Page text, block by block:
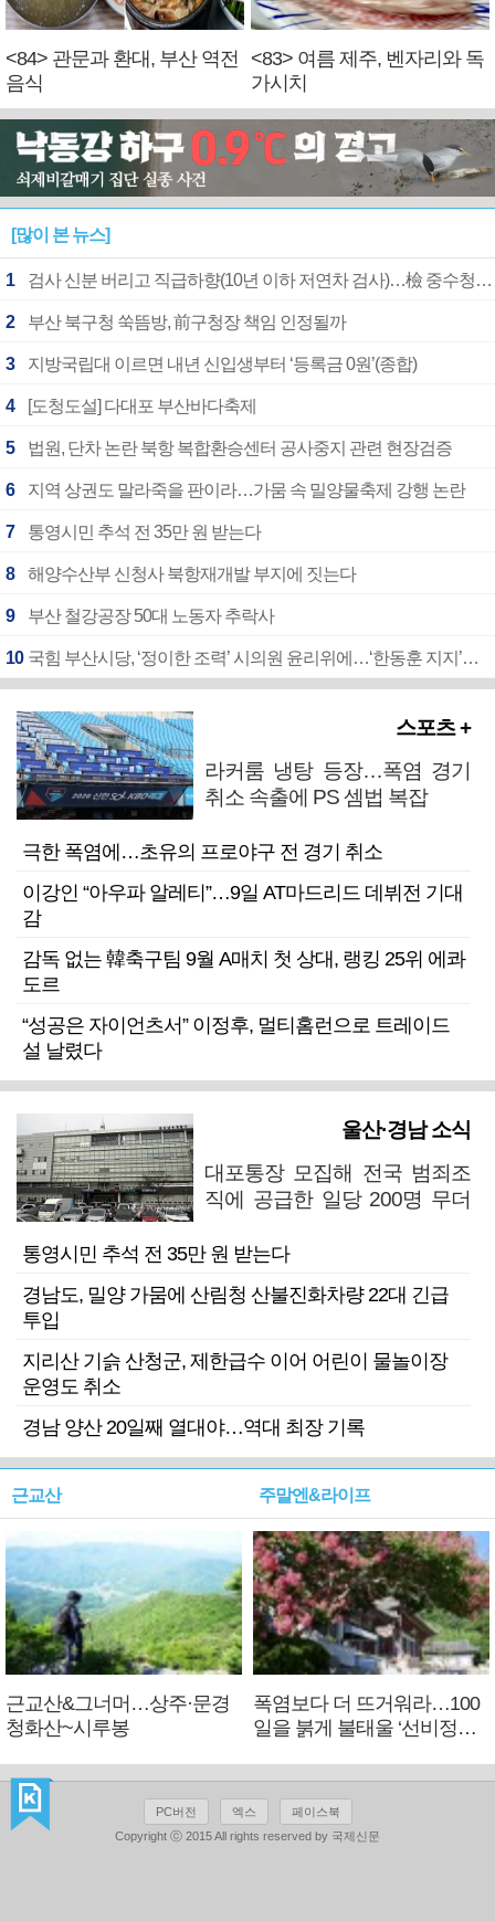
<84> 관문과 환대, 부산 역전
음식
<83> 여름 제주, 벤자리와 독
가시치
[많이 본 뉴스]
1 검사 신분 버리고 직급하향(10년 이하 저연차 검사)…檢 중수청행 기피
2 부산 북구청 쑥뜸방, 前구청장 책임 인정될까
3 지방국립대 이르면 내년 신입생부터 ‘등록금 0원’(종합)
4 [도청도설] 다대포 부산바다축제
5 법원, 단차 논란 북항 복합환승센터 공사중지 관련 현장검증
6 지역 상권도 말라죽을 판이라…가뭄 속 밀양물축제 강행 논란
7 통영시민 추석 전 35만 원 받는다
8 해양수산부 신청사 북항재개발 부지에 짓는다
9 부산 철강공장 50대 노동자 추락사
10 국힘 부산시당, ‘정이한 조력’ 시의원 윤리위에…‘한동훈 지지’도 신고접수
스포츠 +
라커룸 냉탕 등장…폭염 경기
취소 속출에 PS 셈법 복잡
극한 폭염에…초유의 프로야구 전 경기 취소
이강인 “아우파 알레티”…9일 AT마드리드 데뷔전 기대
감
감독 없는 韓축구팀 9월 A매치 첫 상대, 랭킹 25위 에콰
도르
“성공은 자이언츠서” 이정후, 멀티홈런으로 트레이드
설 날렸다
울산·경남 소식
대포통장 모집해 전국 범죄조
직에 공급한 일당 200명 무더
통영시민 추석 전 35만 원 받는다
경남도, 밀양 가뭄에 산림청 산불진화차량 22대 긴급
투입
지리산 기슭 산청군, 제한급수 이어 어린이 물놀이장
운영도 취소
경남 양산 20일째 열대야…역대 최장 기록
근교산
근교산&그너머…상주·문경
청화산~시루봉
주말엔&라이프
폭염보다 더 뜨거워라…100
일을 붉게 불태울 ‘선비정신’
PC버전 엑스
페이스북
Copyright ⓒ 2015 All rights reserved by 국제신문